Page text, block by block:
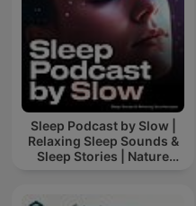
Sleep Podcast by Slow |
Relaxing Sleep Sounds &
Sleep Stories | Nature